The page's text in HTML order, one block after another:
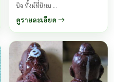
นิจ ทั้งผู้ที่นิยม ...
ดูรายละเอียด